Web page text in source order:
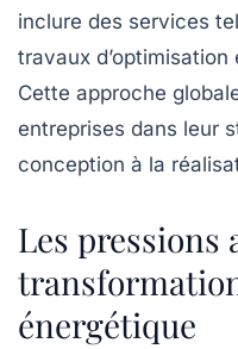
inclure des services
travaux d’optimisation
Cette approche
entreprises dans leur
conception à la
Les pressions
énergétique